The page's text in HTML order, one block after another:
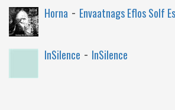
Horna - Envaatnags Eflos Solf
InSilence - InSilence